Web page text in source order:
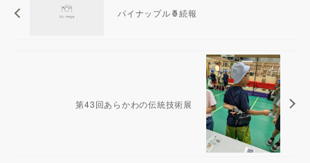
パイナップル🍍続報
第43回あらかわの伝統技術展